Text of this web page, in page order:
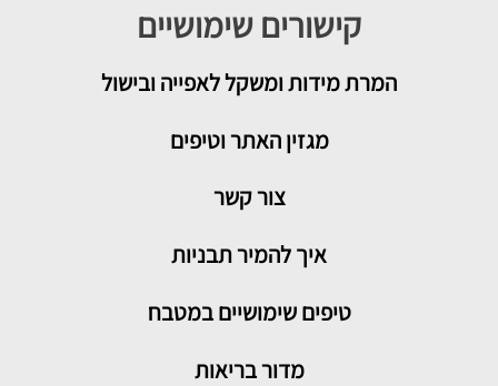
קישורים שימושיים
המרת מידות ומשקל לאפייה ובישול
מגזין האתר וטיפים
צור קשר
איך להמיר תבניות
טיפים שימושיים במטבח
מדור בריאות